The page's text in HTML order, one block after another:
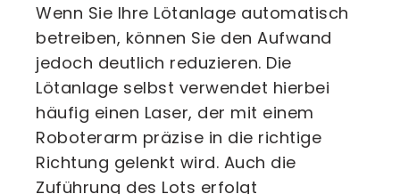
Wenn Sie Ihre Lötanlage automatisch
betreiben, können Sie den Aufwand
jedoch deutlich reduzieren. Die
Lötanlage selbst verwendet hierbei
häufig einen Laser, der mit einem
Roboterarm präzise in die richtige
Richtung gelenkt wird. Auch die
Zuführung des Lots erfolgt